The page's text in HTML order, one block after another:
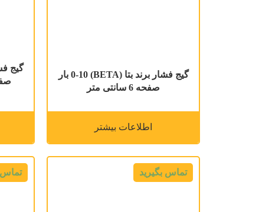
گیج فشار برند بتا (BETA) 0-10 بار
صفحه 6 سانتی متر
اطلاعات بیشتر
تماس بگیرید تماس